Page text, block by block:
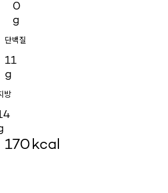
0
g
단백질
11
g
방
170kcal